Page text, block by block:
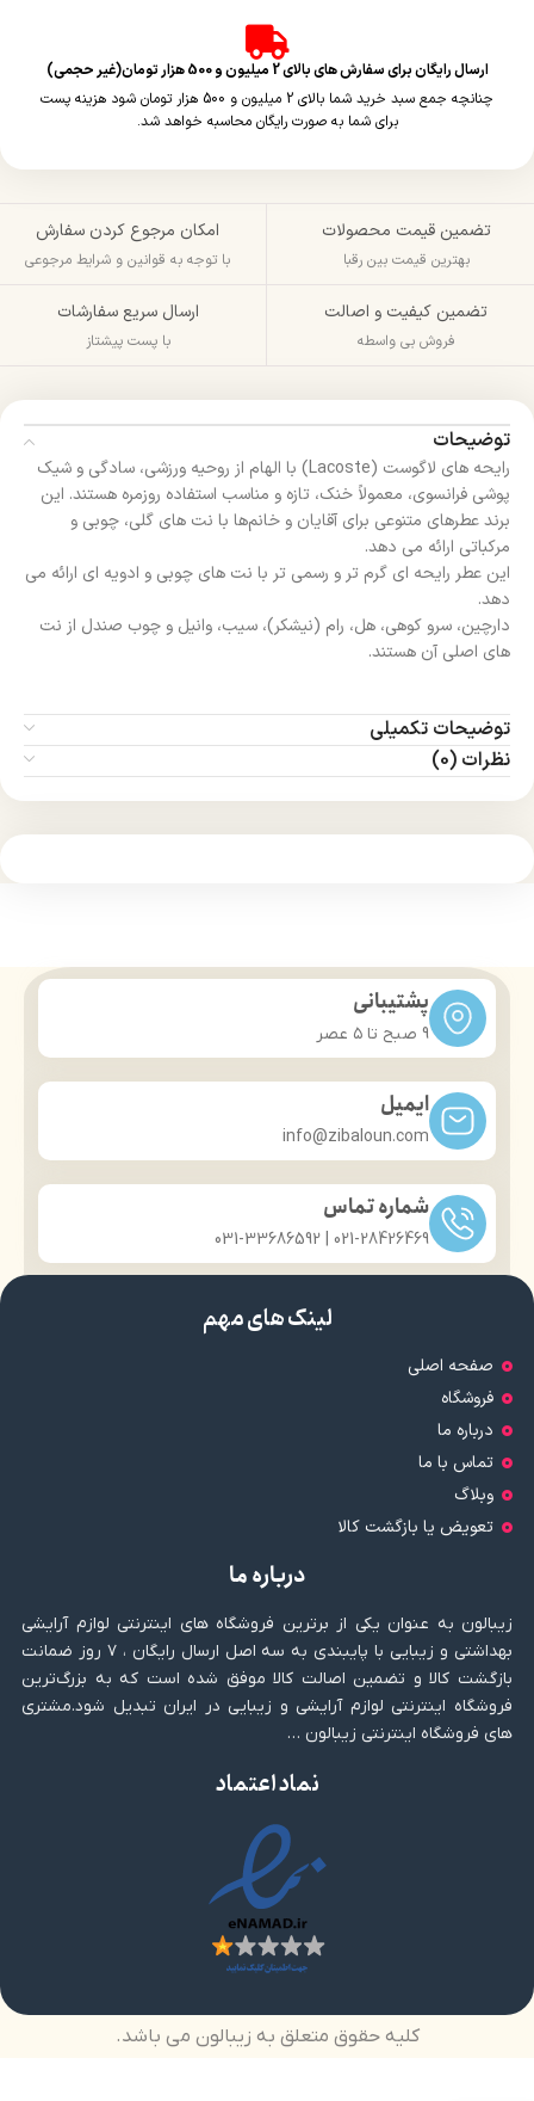
ارسال رایگان برای سفارش های بالای 2 میلیون و 500 هزار تومان(غیر حجمی)
چنانچه جمع سبد خرید شما بالای 2 میلیون و 500 هزار تومان شود هزینه پست
برای شما به صورت رایگان محاسبه خواهد شد.
تضمین قیمت محصولات
بهترین قیمت بین رقبا
امکان مرجوع کردن سفارش
با توجه به قوانین و شرایط مرجوعی
تضمین کیفیت و اصالت
فروش بی واسطه
ارسال سریع سفارشات
با پست پیشتاز
توضیحات
رایحه‌ های لاگوست (Lacoste) با الهام از روحیه ورزشی، سادگی و شیک‌
پوشی فرانسوی، معمولاً خنک، تازه و مناسب استفاده روزمره هستند. این
برند عطرهای متنوعی برای آقایان و خانم‌ها با نت‌ های گلی، چوبی و
مرکباتی ارائه می‌ دهد.
این عطر رایحه‌ ای گرم‌ تر و رسمی‌ تر با نت‌ های چوبی و ادویه‌ ای ارائه می‌
دهد.
دارچین، سرو کوهی، هل، رام (نیشکر)، سیب، وانیل و چوب صندل از نت‌
های اصلی آن هستند.
توضیحات تکمیلی
نظرات (0)
پشتیبانی
9 صبح تا ۵ عصر
ایمیل
info@zibaloun.com
شماره تماس
021-28426469 | 031-33686592
لینک های مهم
صفحه اصلی
فروشگاه
درباره ما
تماس با ما
وبلاگ
تعویض یا بازگشت کالا
درباره ما
زیبالون به عنوان یکی از برترین فروشگاه های اینترنتی لوازم آرایشی
بهداشتی و زیبایی با پایبندی به سه اصل ارسال رایگان ، ۷ روز ضمانت
بازگشت کالا و تضمین اصالت کالا موفق شده است که به بزرگ‌ترین
فروشگاه اینترنتی لوازم آرایشی و زیبایی در ایران تبدیل شود.مشتری
های فروشگاه اینترنتی زیبالون …
نماد اعتماد
کلیه حقوق متعلق به زیبالون می باشد.